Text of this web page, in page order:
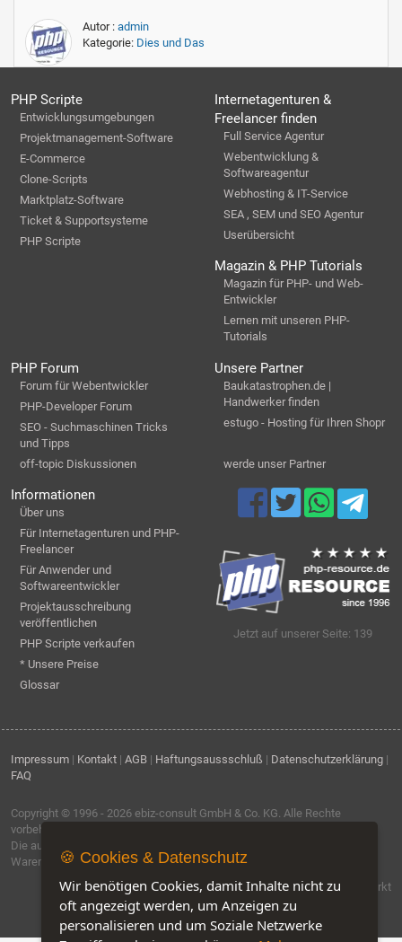
Autor : admin
Kategorie: Dies und Das
PHP Scripte
Entwicklungsumgebungen
Projektmanagement-Software
E-Commerce
Clone-Scripts
Marktplatz-Software
Ticket & Supportsysteme
PHP Scripte
Internetagenturen &
Freelancer finden
Full Service Agentur
Webentwicklung &
Softwareagentur
Webhosting & IT-Service
SEA , SEM und SEO Agentur
Userübersicht
Magazin & PHP Tutorials
Magazin für PHP- und Web-
Entwickler
Lernen mit unseren PHP-
Tutorials
PHP Forum
Forum für Webentwickler
PHP-Developer Forum
SEO - Suchmaschinen Tricks
und Tipps
off-topic Diskussionen
Unsere Partner
Baukatastrophen.de |
Handwerker finden
estugo - Hosting für Ihren Shopr
werde unser Partner
Informationen
Über uns
Für Internetagenturen und PHP-
Freelancer
Für Anwender und
Softwareentwickler
Projektausschreibung
veröffentlichen
PHP Scripte verkaufen
* Unsere Preise
Glossar
Jetzt auf unserer Seite: 139
Impressum | Kontakt | AGB | Haftungsaussschluß | Datenschutzerklärung |
FAQ
Copyright © 1996 - 2026 ebiz-consult GmbH & Co. KG . Alle Rechte
vorbehalten.
Die auf dieser Seite verwendeten Produktbezeichnungen, Namen und
Warenzeichen sind Eigentum der jeweiligen Firmen.
Software by IQ-Markt
🍪 Cookies & Datenschutz
Wir benötigen Cookies, damit Inhalte nicht zu
oft angezeigt werden, um Anzeigen zu
personalisieren und um Soziale Netzwerke